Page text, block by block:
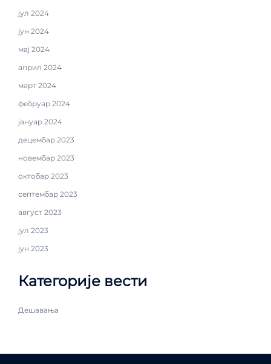
јул 2024
јун 2024
мај 2024
април 2024
март 2024
фебруар 2024
јануар 2024
децембар 2023
новембар 2023
октобар 2023
септембар 2023
август 2023
јул 2023
јун 2023
Категорије вести
Дешавања